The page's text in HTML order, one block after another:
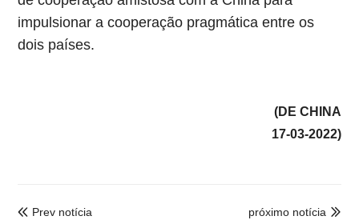
impulsionar a cooperação pragmática entre os
dois países.
(DE CHINA
17-03-2022)
 Prev notícia 
próximo notícia